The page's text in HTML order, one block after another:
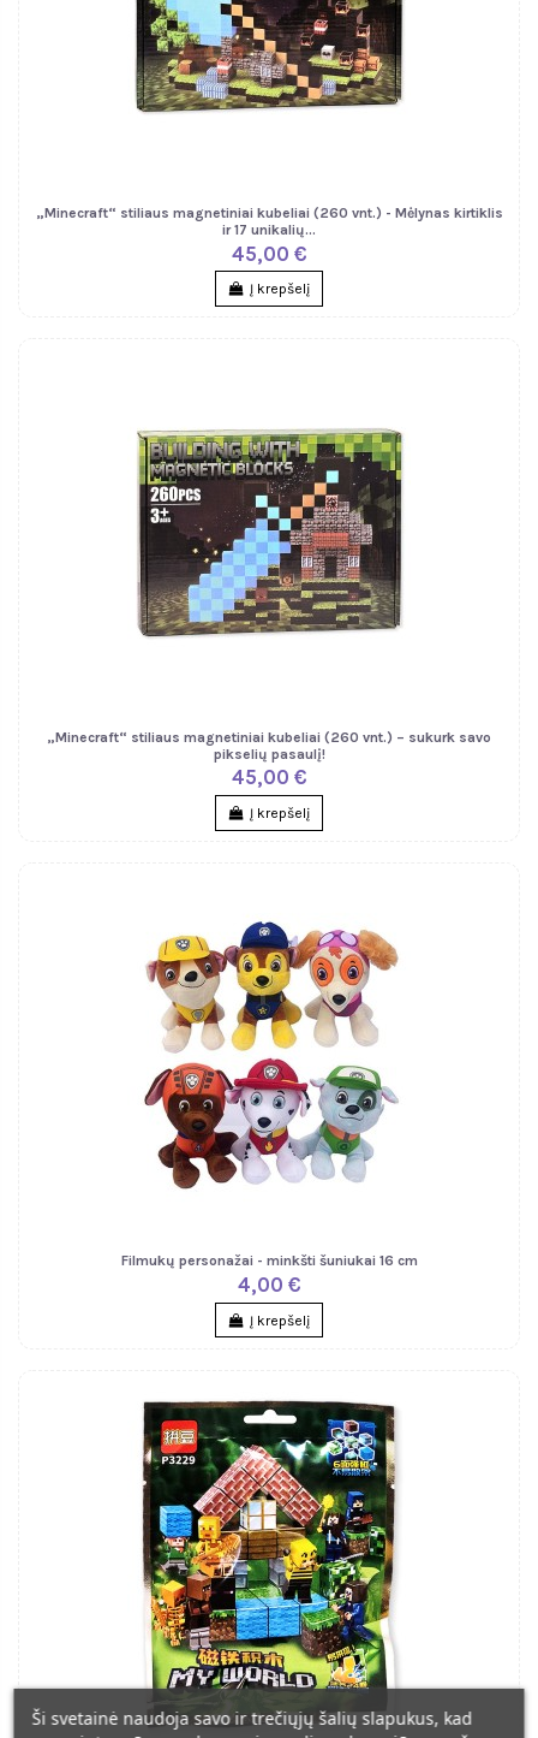
„Minecraft“ stiliaus magnetiniai kubeliai (260 vnt.) - Mėlynas kirtiklis
ir 17 unikalių...
45,00 €
Į krepšelį
„Minecraft“ stiliaus magnetiniai kubeliai (260 vnt.) – sukurk savo
pikselių pasaulį!
45,00 €
Į krepšelį
Filmukų personažai - minkšti šuniukai 16 cm
4,00 €
Į krepšelį
Ši svetainė naudoja savo ir trečiųjų šalių slapukus, kad